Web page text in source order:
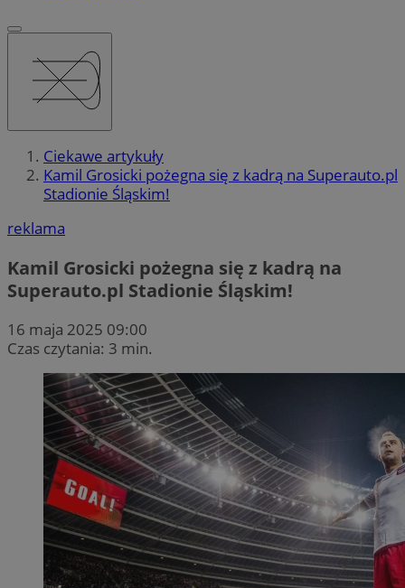
Ciekawe artykuły
Kamil Grosicki pożegna się z kadrą na Superauto.pl
Stadionie Śląskim!
reklama
Kamil Grosicki pożegna się z kadrą na
Superauto.pl Stadionie Śląskim!
16 maja 2025 09:00
Czas czytania: 3 min.